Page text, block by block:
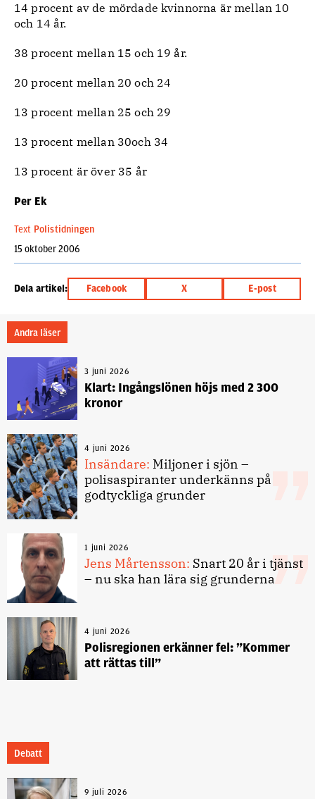
14 procent av de mördade kvinnorna är mellan 10
och 14 år.
38 procent mellan 15 och 19 år.
20 procent mellan 20 och 24
13 procent mellan 25 och 29
13 procent mellan 30och 34
13 procent är över 35 år
Per Ek
Text Polistidningen
15 oktober 2006
Dela artikel: Facebook X E-post
Andra läser
3 juni 2026
Klart: Ingångslönen höjs med 2 300
kronor
4 juni 2026
Insändare: Miljoner i sjön –
polisaspiranter underkänns på
godtyckliga grunder
1 juni 2026
Jens Mårtensson: Snart 20 år i tjänst
– nu ska han lära sig grunderna
4 juni 2026
Polisregionen erkänner fel: ”Kommer
att rättas till”
Debatt
9 juli 2026